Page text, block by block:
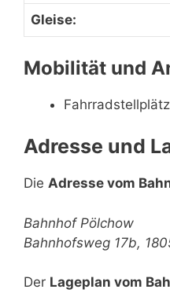
Gleise:
Mobilität und
Adresse und
Die Adresse vom
Bahnhof Pölchow
Bahnhofsweg 17b,
Der Lageplan vom